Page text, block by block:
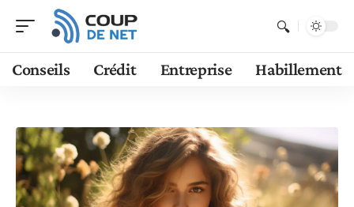
Conseils Crédit Entreprise Habillement